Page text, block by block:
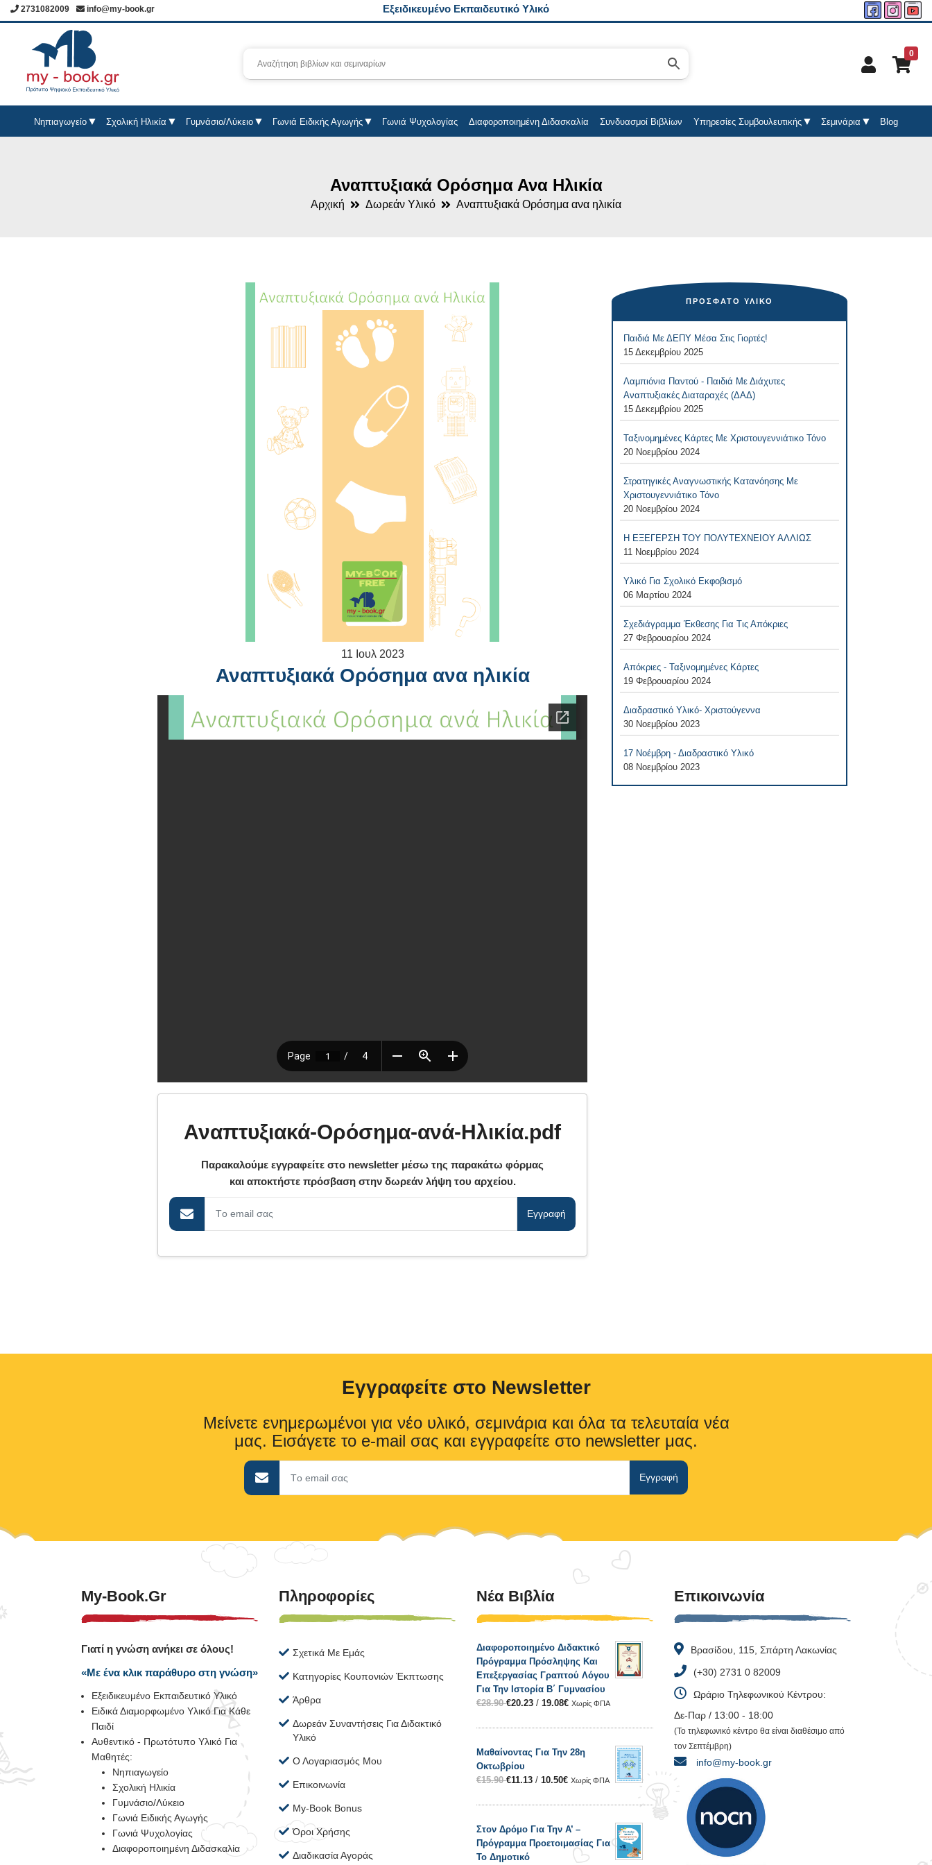
2731082009 info@my-book.gr Εξειδικευμένο Εκπαιδευτικό Υλικό
0
Νηπιαγωγείο Σχολική Ηλικία Γυμνάσιο/Λύκειο Γωνιά Ειδικής Αγωγής Γωνιά Ψυχολογίας Διαφοροποιημένη Διδασκαλία Συνδυασμοί Βιβλίων Υπηρεσίες Συμβουλευτικής Σεμινάρια Blog
Αναπτυξιακά Ορόσημα Ανα Ηλικία
Αρχική Δωρεάν Υλικό Αναπτυξιακά Ορόσημα ανα ηλικία
11 Ιουλ 2023
Αναπτυξιακά Ορόσημα ανα ηλικία
Αναπτυξιακά-Ορόσημα-ανά-Ηλικία.pdf
Παρακαλούμε εγγραφείτε στο newsletter μέσω της παρακάτω φόρμας
και αποκτήστε πρόσβαση στην δωρεάν λήψη του αρχείου.
ΠΡΌΣΦΑΤΟ ΥΛΙΚΌ
Παιδιά Με ΔΕΠΥ Μέσα Στις Γιορτές!
15 Δεκεμβρίου 2025
Λαμπιόνια Παντού - Παιδιά Με Διάχυτες
Αναπτυξιακές Διαταραχές (ΔΑΔ)
15 Δεκεμβρίου 2025
Ταξινομημένες Κάρτες Με Χριστουγεννιάτικο Τόνο
20 Νοεμβρίου 2024
Στρατηγικές Αναγνωστικής Κατανόησης Με
Χριστουγεννιάτικο Τόνο
20 Νοεμβρίου 2024
Η ΕΞΕΓΕΡΣΗ ΤΟΥ ΠΟΛΥΤΕΧΝΕΙΟΥ ΑΛΛΙΩΣ
11 Νοεμβρίου 2024
Υλικό Για Σχολικό Εκφοβισμό
06 Μαρτίου 2024
Σχεδιάγραμμα Έκθεσης Για Τις Απόκριες
27 Φεβρουαρίου 2024
Απόκριες - Ταξινομημένες Κάρτες
19 Φεβρουαρίου 2024
Διαδραστικό Υλικό- Χριστούγεννα
30 Νοεμβρίου 2023
17 Νοέμβρη - Διαδραστικό Υλικό
08 Νοεμβρίου 2023
Eγγραφείτε στο Newsletter
Μείνετε ενημερωμένοι για νέο υλικό, σεμινάρια και όλα τα τελευταία νέα
μας. Εισάγετε το e-mail σας και εγγραφείτε στο newsletter μας.
My-Book.gr
Γιατί η γνώση ανήκει σε όλους!
«Με ένα κλικ παράθυρο στη γνώση»
Εξειδικευμένο Εκπαιδευτικό Υλικό
Ειδικά Διαμορφωμένο Υλικό Για Κάθε
Παιδί
Αυθεντικό - Πρωτότυπο Υλικό Για
Μαθητές:
Νηπιαγωγείο
Σχολική Ηλικία
Γυμνάσιο/Λύκειο
Γωνιά Ειδικής Αγωγής
Γωνιά Ψυχολογίας
Διαφοροποιημένη Διδασκαλία
Πληροφορίες
Σχετικά Με Εμάς
Κατηγορίες Κουπονιών Έκπτωσης
Άρθρα
Δωρεάν Συναντήσεις Για Διδακτικό
Υλικό
Ο Λογαριασμός Μου
Επικοινωνία
My-Book Bonus
Όροι Χρήσης
Διαδικασία Αγοράς
Νέα Βιβλία
Διαφοροποιημένο Διδακτικό
Πρόγραμμα Πρόσληψης Και
Επεξεργασίας Γραπτού Λόγου
Για Την Ιστορία Β΄ Γυμνασίου
€28.90€20.23 / 19.08€ Χωρίς ΦΠΑ
Μαθαίνοντας Για Την 28η
Οκτωβρίου
€15.90€11.13 / 10.50€ Χωρίς ΦΠΑ
Στον Δρόμο Για Την Α’ –
Πρόγραμμα Προετοιμασίας Για
Το Δημοτικό
Επικοινωνία
Βρασίδου, 115, Σπάρτη Λακωνίας
(+30) 2731 0 82009
Ωράριο Τηλεφωνικού Κέντρου:
Δε-Παρ / 13:00 - 18:00
(Το τηλεφωνικό κέντρο θα είναι διαθέσιμο από
τον Σεπτέμβρη)
info@my-book.gr